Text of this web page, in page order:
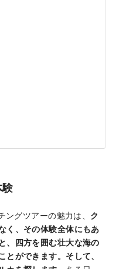
グツアーの魅力は、 ク
く、その体験全体にもあ
、四方を囲む壮大な海の
ができます。そして、